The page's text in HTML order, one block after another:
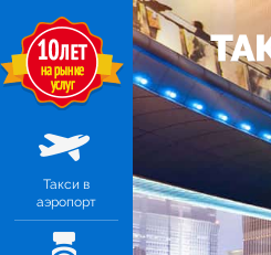
Такси в
аэропорт